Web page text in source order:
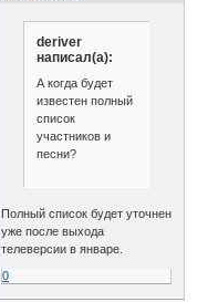
deriver
написал(а):
А когда будет
известен полный
список
участников и
песни?
Полный список будет уточнен
уже после выхода
телеверсии в январе.
0